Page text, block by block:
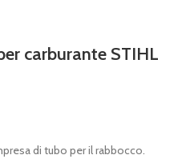
carburante STIHL
di tubo per il rabbocco.